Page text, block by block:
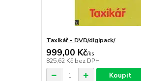
Taxikář - DVD/digipack/
999,00 Kč/ks
825,62 Kč bez DPH
Koupit